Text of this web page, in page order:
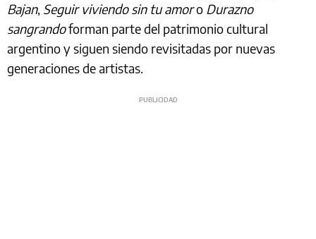
Bajan, Seguir viviendo sin tu amoro Durazno
sangrandoforman parte del patrimonio cultural
argentino y siguen siendo revisitadas por nuevas
generaciones de artistas.